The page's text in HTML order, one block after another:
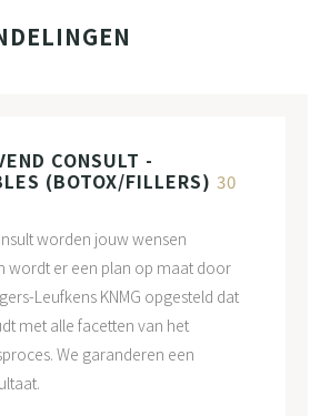
CONSULT -
(BOTOX/FILLERS) 30
worden jouw wensen
wordt er een plan op maat door
Leufkens KNMG opgesteld dat
met alle facetten van het
We garanderen een